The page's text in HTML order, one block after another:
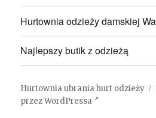
Hurtownia odzieży damskiej
Najlepszy butik z odzieżą
Hurtownia ubrania hurt odzieży
przez WordPressa